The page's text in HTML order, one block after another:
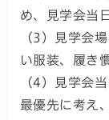
め、見学会当
（3）見学会
い服装、履き
（4）見学会
最優先に考え